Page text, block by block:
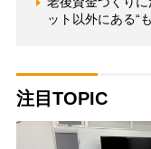
ット以外にある“
注目TOPIC